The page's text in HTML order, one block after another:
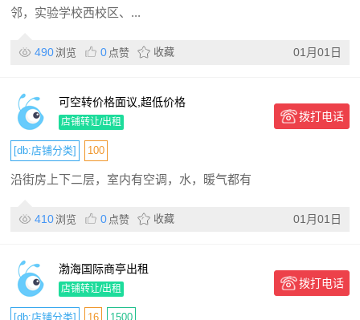
邻，实验学校西校区、...
490浏览 0 点赞 收藏 01月01日
可空转价格面议,超低价格
店铺转让/出租 拨打电话
[db:店铺分类] 100
沿街房上下二层，室内有空调，水，暖气都有
410浏览 0 点赞 收藏 01月01日
渤海国际商亭出租
店铺转让/出租 拨打电话
[db:店铺分类] 16 1500